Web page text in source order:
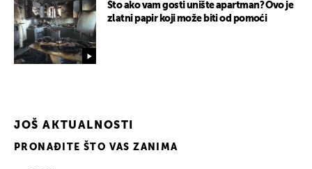
Što ako vam gosti unište apartman? Ovo je
zlatni papir koji može biti od pomoći
JOŠ AKTUALNOSTI
PRONAĐITE ŠTO VAS ZANIMA